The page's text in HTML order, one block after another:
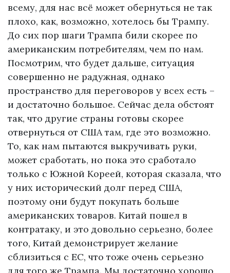
всему, для нас всё может обернуться не так
плохо, как, возможно, хотелось бы Трампу.
До сих пор шаги Трампа били скорее по
американским потребителям, чем по нам.
Посмотрим, что будет дальше, ситуация
совершенно не радужная, однако
пространство для переговоров у всех есть –
и достаточно большое. Сейчас дела обстоят
так, что другие страны готовы скорее
отвернуться от США там, где это возможно.
То, как нам пытаются выкручивать руки,
может сработать, но пока это сработало
только с Южной Кореей, которая сказала, что
у них исторический долг перед США,
поэтому они будут покупать больше
американских товаров. Китай пошел в
контратаку, и это довольно серьезно, более
того, Китай демонстрирует желание
сблизиться с ЕС, что тоже очень серьезно
для того же Трампа. Мы достаточно хорошо